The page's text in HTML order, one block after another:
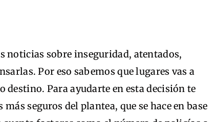
noticias sobre inseguridad, atentados,
Por eso sabemos que lugares vas a
Para ayudarte en esta decisión te
seguros del plantea, que se hace en base